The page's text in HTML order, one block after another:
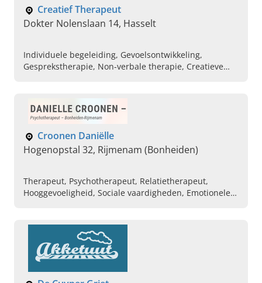
Creatief Therapeut
Dokter Nolenslaan 14, Hasselt
Individuele begeleiding, Gevoelsontwikkeling,
Gesprekstherapie, Non-verbale therapie, Creatieve
Croonen Daniëlle
Hogenopstal 32, Rijmenam (Bonheiden)
Therapeut, Psychotherapeut, Relatietherapeut,
Hooggevoeligheid, Sociale vaardigheden, Emotionele